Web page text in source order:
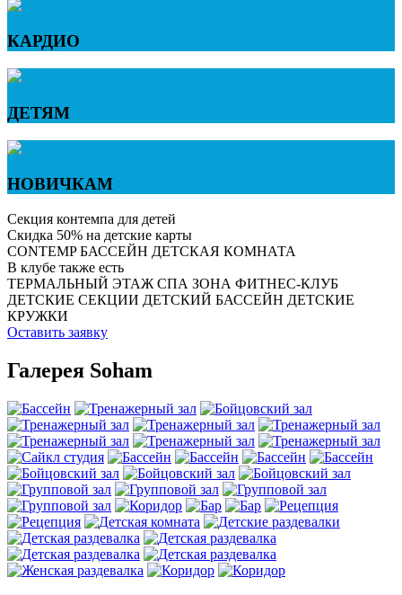
КАРДИО
ДЕТЯМ
НОВИЧКАМ
Секция контемпа для детей
Скидка 50% на детские карты
CONTEMP БАССЕЙН ДЕТСКАЯ КОМНАТА
В клубе также есть
ТЕРМАЛЬНЫЙ ЭТАЖ СПА ЗОНА ФИТНЕС-КЛУБ
ДЕТСКИЕ СЕКЦИИ ДЕТСКИЙ БАССЕЙН ДЕТСКИЕ
КРУЖКИ
Оставить заявку
Галерея Soham